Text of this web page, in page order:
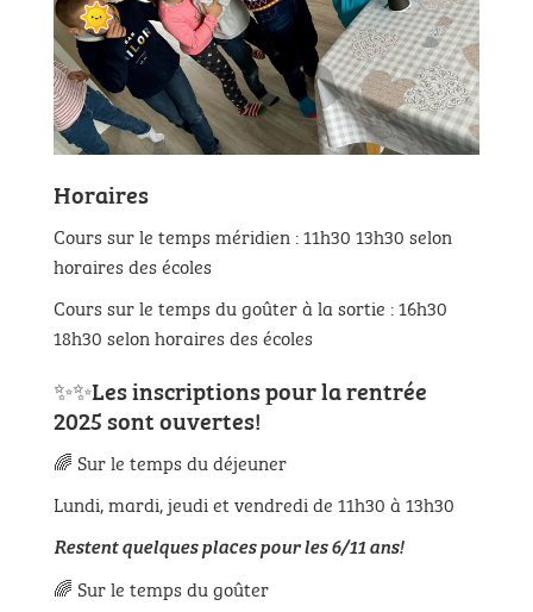
Horaires
Cours sur le temps méridien : 11h30 13h30 selon
horaires des écoles
Cours sur le temps du goûter à la sortie : 16h30
18h30 selon horaires des écoles
✨✨Les inscriptions pour la rentrée
2025 sont ouvertes!
🌈 Sur le temps du déjeuner
Lundi, mardi, jeudi et vendredi de 11h30 à 13h30
Restent quelques places pour les 6/11 ans!
🌈 Sur le temps du goûter